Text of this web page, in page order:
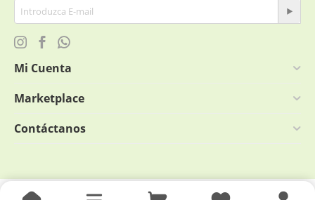
Mi Cuenta
Marketplace
Contáctanos